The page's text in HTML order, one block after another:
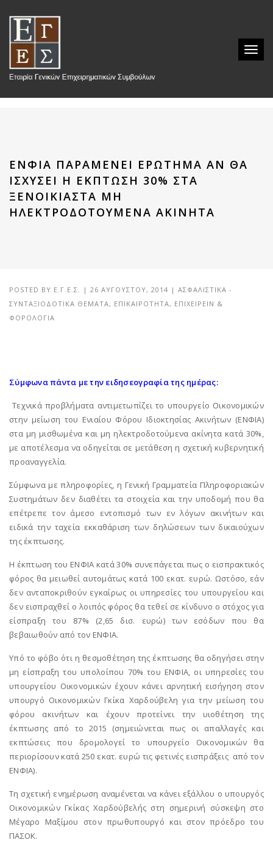
ΕΝΦΙΑ ΠΑΡΑΜΈΝΕΙ ΕΡΏΤΗΜΑ ΑΝ ΘΑ
ΙΣΧΎΣΕΙ Η ΈΚΠΤΩΣΗ 30% ΣΤΑ
ΞΕΝΟΊΚΙΑΣΤΑ ΜΗ
ΗΛΕΚΤΡΟΔΟΤΟΎΜΕΝΑ ΑΚΊΝΗΤΑ
POSTED BY Ε.Γ.Ε.Σ. | 26 ΑΥΓΟΎΣΤΟΥ, 2014 | ΑΣΦΑΛΙΣΤΙΚΆ -
ΣΥΝΤΑΞΙΟΔΟΤΙΚΆ ΘΈΜΑΤΑ, ΕΠΙΚΑΙΡΌΤΗΤΑ, ΕΠΙΧΕΙΡΕΊΝ &
ΦΟΡΟΛΟΓΊΑ
Σύμφωνα πάντα με την ειδησεογραφία της ημέρας:
Τεχνικά προβλήματα αντιμετωπίζει το υπουργείο Οικονομικών
στην μείωση του Ενιαίου Φόρου Ιδιοκτησίας Ακινήτων (ΕΝΦΙΑ)
στα μη μισθωμένα και μη ηλεκτροδοτούμενα ακίνητα κατά 30%,
με αποτέλεσμα να οδηγείται σε μετάθεση η σχετική κυβερνητική
προαναγγελία.
Σύμφωνα με πληροφορίες, η Γενική Γραμματεία Πληροφοριακών
Συστημάτων δεν διαθέτει τα στοιχεία και την υποδομή που θα
επέτρεπε τον άμεσο εντοπισμό των εν λόγων ακινήτων και
ειδικά την ταχεία εκκαθάριση των δηλώσεων των δικαιούχων
της έκπτωσης.
Η έκπτωση του ΕΝΦΙΑ κατά 30% συνεπάγεται πως ο εισπρακτικός
φόρος θα μειωθεί αυτομάτως κατά 100 εκατ. ευρώ. Ωστόσο, εάν
δεν ανταποκριθούν εγκαίρως οι υπηρεσίες του υπουργείου και
δεν εισπραχθεί ο λοιπός φόρος θα τεθεί σε κίνδυνο ο στόχος για
είσπραξη του 87% (2,65 δισ. ευρώ) των εσόδων που θα
βεβαιωθούν από τον ΕΝΦΙΑ.
Υπό το φόβο ότι η θεσμοθέτηση της έκπτωσης θα οδηγήσει στην
μη είσπραξη του υπολοίπου 70% του ΕΝΦΙΑ, οι υπηρεσίες του
υπουργείου Οικονομικών έχουν κάνει αρνητική εισήγηση στον
υπουργό Οικονομικών Γκίκα Χαρδούβελη για την μείωση του
φόρου ακινήτων και έχουν προτείνει την υιοθέτηση της
έκπτωσης από το 2015 (σημειώνεται πως οι απαλλαγές και
εκπτώσεις που δρομολογεί το υπουργείο Οικονομικών θα
περιορίσουν κατά 250 εκατ. ευρώ τις φετινές εισπράξεις από τον
ΕΝΦΙΑ).
Τη σχετική ενημέρωση αναμένεται να κάνει εξάλλου ο υπουργός
Οικονομικών Γκίκας Χαρδούβελής στη σημερινή σύσκεψη στο
Μέγαρο Μαξίμου στον πρωθυπουργό και στον πρόεδρο του
ΠΑΣΟΚ.